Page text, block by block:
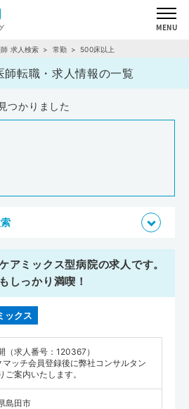
求人検索 常勤 500床以上
転職・求人情報の一覧
つかりました
アミックス型病院の求人です。
しっかり満喫！
ックス
（求人番号：120367）
ッチ会員登録後に弊社コンサルタン
ご案内いたします。
島田市